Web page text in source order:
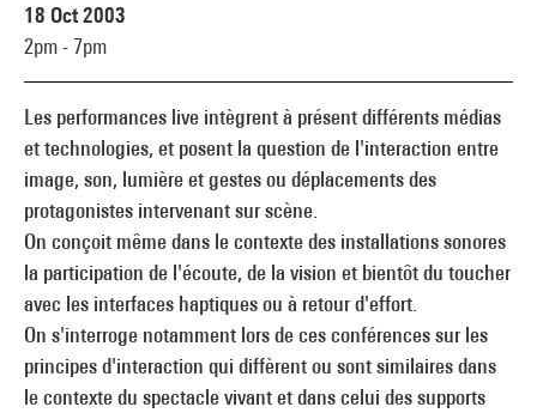
Les performances live intègrent à présent différents médias
et technologies, et posent la question de l'interaction entre
image, son, lumière et gestes ou déplacements des
protagonistes intervenant sur scène.
On conçoit même dans le contexte des installations sonores
la participation de l'écoute, de la vision et bientôt du toucher
avec les interfaces haptiques ou à retour d'effort.
On s'interroge notamment lors de ces conférences sur les
principes d'interaction qui diffèrent ou sont similaires dans
le contexte du spectacle vivant et dans celui des supports
18 Oct 2003
2pm - 7pm